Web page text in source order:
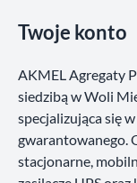
Twoje konto
AKMEL Agregaty
siedzibą w Woli
specjalizująca się
gwarantowanego.
stacjonarne,